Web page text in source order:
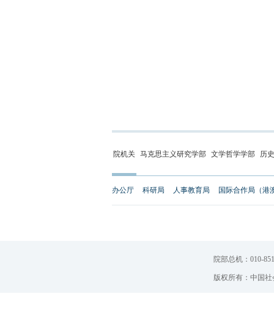
院机关 马克思主义研究学部 文学哲学学部 历
办公厅 科研局 人事教育局 国际合作局（港
院部总机：010-
版权所有：中国